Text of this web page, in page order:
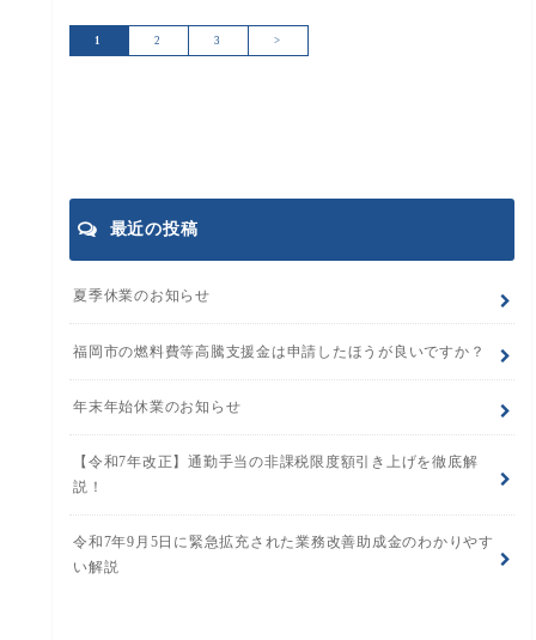
1 2 3 >
最近の投稿
夏季休業のお知らせ
福岡市の燃料費等高騰支援金は申請したほうが良いですか？
年末年始休業のお知らせ
【令和7年改正】通勤手当の非課税限度額引き上げを徹底解
説！
令和7年9月5日に緊急拡充された業務改善助成金のわかりやす
い解説